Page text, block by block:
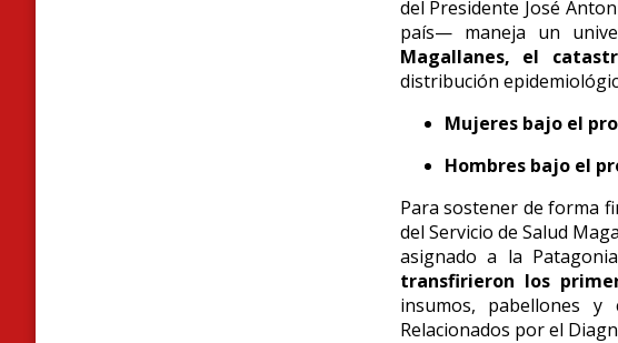
del Presidente José
país— maneja un
Magallanes, el
distribución
Mujeres bajo el
Hombres bajo el
Para sostener de forma
del Servicio de Salud
asignado a la
transfirieron los
insumos, pabellones
Relacionados por el